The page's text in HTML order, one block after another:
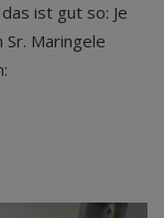
ist gut so: Je
Maringele